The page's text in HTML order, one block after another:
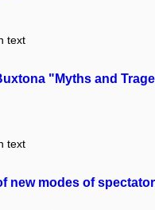
text
"Myths and
text
new modes of